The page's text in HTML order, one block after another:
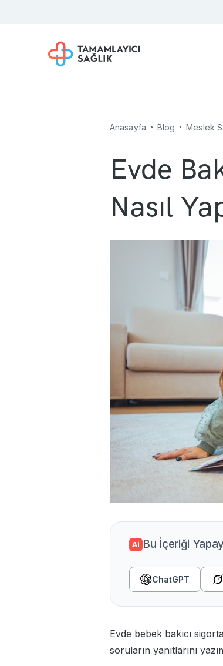
Anasayfa Blog Meslek
Evde
Nasıl
Ai Bu İçeriği
ChatGPT
Evde bebek bakıcı
soruların yanıtlarını